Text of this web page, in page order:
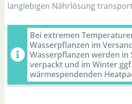
langlebigen Nährlösung
Bei extremen
Wasserpflanzen im
Wasserpflanzen werden
verpackt und im Winter
wärmespendenden